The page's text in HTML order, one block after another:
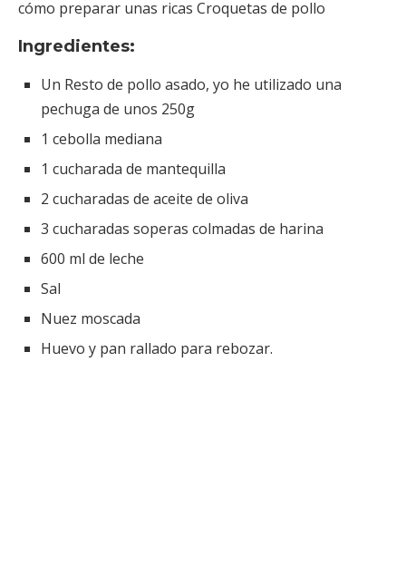
cómo preparar unas ricas Croquetas de pollo
Ingredientes:
Un Resto de pollo asado, yo he utilizado una
pechuga de unos 250g
1 cebolla mediana
1 cucharada de mantequilla
2 cucharadas de aceite de oliva
3 cucharadas soperas colmadas de harina
600 ml de leche
Sal
Nuez moscada
Huevo y pan rallado para rebozar.